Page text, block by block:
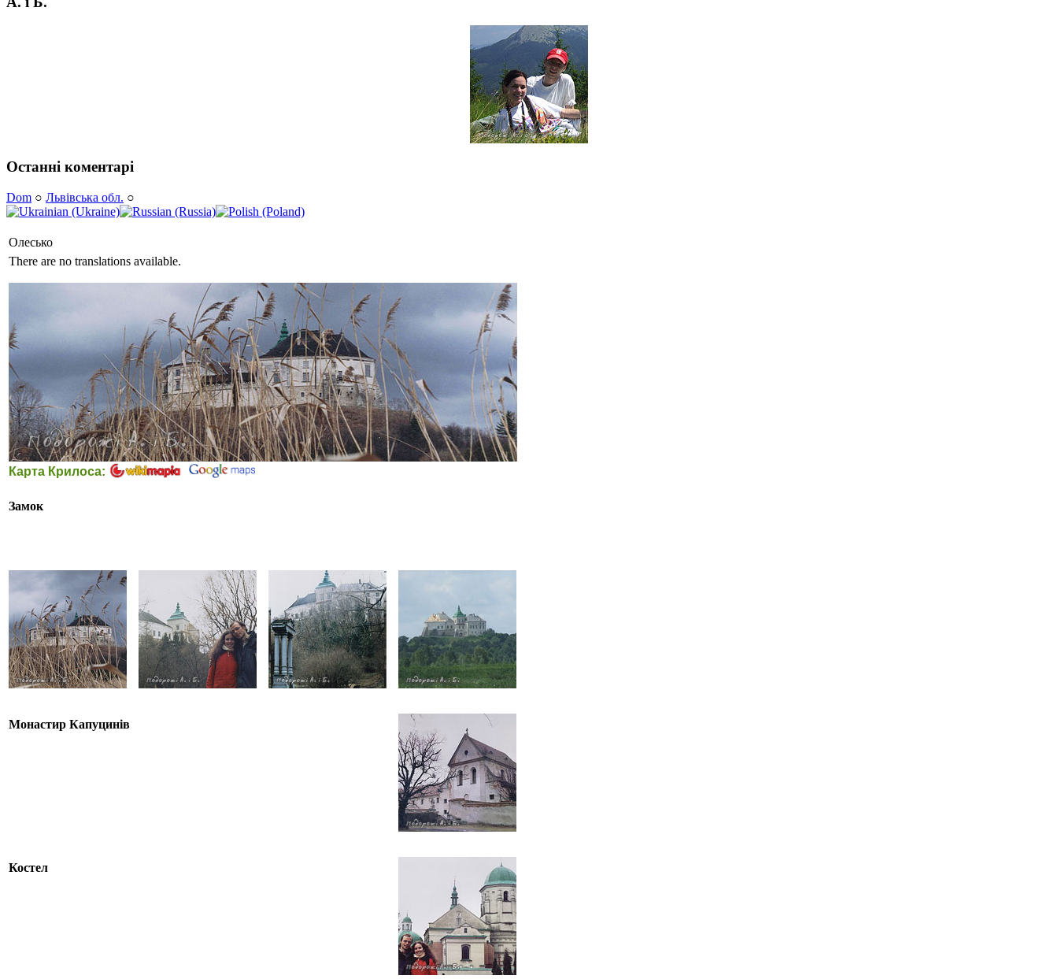
Останні коментарі
Dom ○ Львівська обл. ○
Олесько
There are no translations available.
Карта Крилоса:
Замок
Монастир Капуцинів
Костел